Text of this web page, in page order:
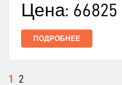
Цена:
ПОДРОБНЕЕ
1 2